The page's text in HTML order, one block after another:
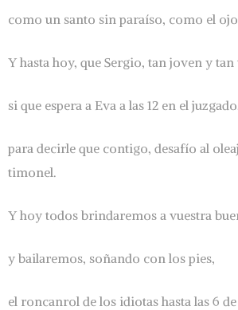
como un santo sin paraíso, como el
Y hasta hoy, que Sergio, tan joven y
si que espera a Eva a las 12 en el
para decirle que contigo, desafío al
timonel.
Y hoy todos brindaremos a vuestra
y bailaremos, soñando con los pies,
el roncanrol de los idiotas hasta las 6